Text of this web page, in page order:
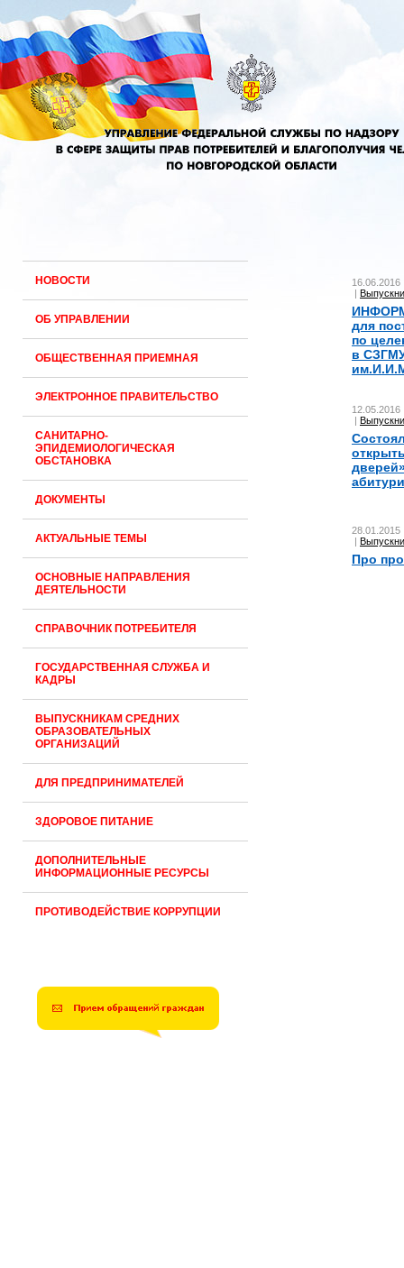
НОВОСТИ
ОБ УПРАВЛЕНИИ
ОБЩЕСТВЕННАЯ ПРИЕМНАЯ
ЭЛЕКТРОННОЕ ПРАВИТЕЛЬСТВО
САНИТАРНО-
ЭПИДЕМИОЛОГИЧЕСКАЯ
ОБСТАНОВКА
ДОКУМЕНТЫ
АКТУАЛЬНЫЕ ТЕМЫ
ОСНОВНЫЕ НАПРАВЛЕНИЯ
ДЕЯТЕЛЬНОСТИ
СПРАВОЧНИК ПОТРЕБИТЕЛЯ
ГОСУДАРСТВЕННАЯ СЛУЖБА И
КАДРЫ
ВЫПУСКНИКАМ СРЕДНИХ
ОБРАЗОВАТЕЛЬНЫХ
ОРГАНИЗАЦИЙ
ДЛЯ ПРЕДПРИНИМАТЕЛЕЙ
ЗДОРОВОЕ ПИТАНИЕ
ДОПОЛНИТЕЛЬНЫЕ
ИНФОРМАЦИОННЫЕ РЕСУРСЫ
ПРОТИВОДЕЙСТВИЕ КОРРУПЦИИ
16.06.2016
|
для
по
в
12.05.2016
|
28.01.2015
|
Про